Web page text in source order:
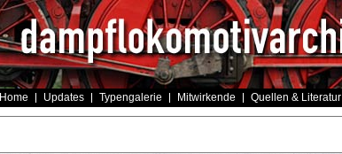
Home Updates Typengalerie Mitwirkende Quellen & Literatur